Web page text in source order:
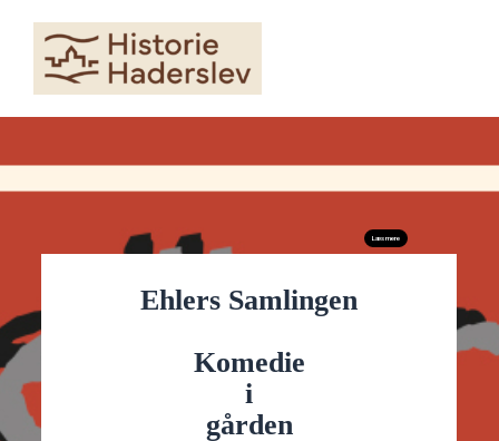
content
Ehlers Samlingen
Komedie
i
gården
Læs mere